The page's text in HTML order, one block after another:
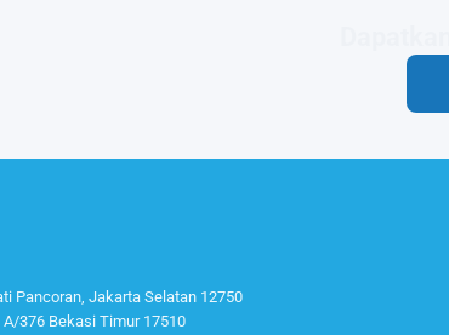
Pancoran, Jakarta Selatan 12750
A/376 Bekasi Timur 17510